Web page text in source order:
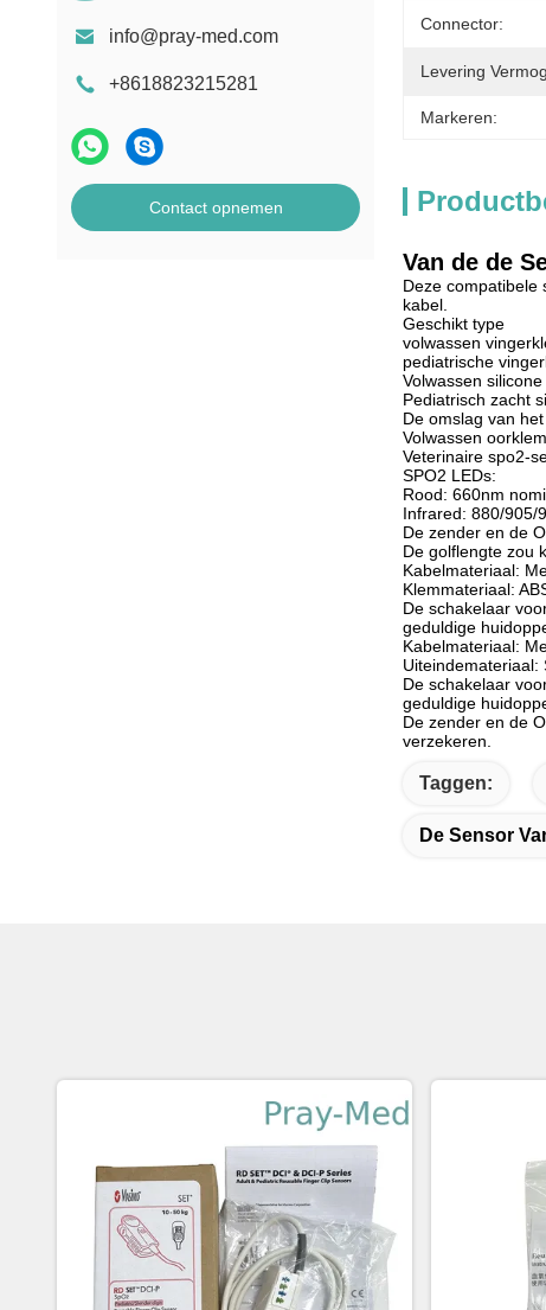
info@pray-med.com
+8618823215281
Contact opnemen
Connector:
Levering
Markeren:
Van de de
Deze compatibele
kabel.
Geschikt type
volwassen
pediatrische
Volwassen
Pediatrisch zacht
De omslag van
Volwassen oorklem
Veterinaire spo2-
SPO2 LEDs:
Rood: 660nm
Infrared: 880/905/
De zender en de
De golflengte zou
Kabelmateriaal:
Klemmateriaal:
De schakelaar
geduldige
Kabelmateriaal:
Uiteindemateriaal:
De schakelaar
geduldige
De zender en de
verzekeren.
Taggen:
De Sensor